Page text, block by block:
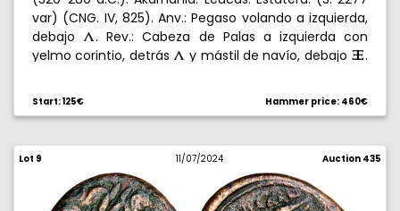
var) (CNG. IV, 825). Anv.: Pegaso volando a izquierda,
debajo (. Rev.: Cabeza de Palas a izquierda con
yelmo corintio, detrás ( y mástil de navío, debajo u.
Start: 125€ Hammer price: 460€
Lot 9 11/07/2024 Auction 435